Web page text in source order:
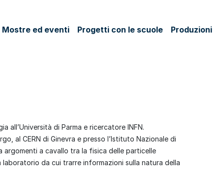
Mostre ed eventi Progetti con le scuole Produzioni
all’Università di Parma e ricercatore INFN.
al CERN di Ginevra e presso l’Istituto Nazionale di
argomenti a cavallo tra la fisica delle particelle
laboratorio da cui trarre informazioni sulla natura della